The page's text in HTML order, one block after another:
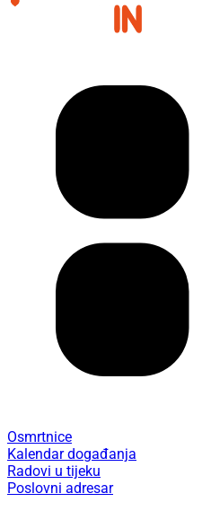
Osmrtnice
Kalendar događanja
Radovi u tijeku
Poslovni adresar